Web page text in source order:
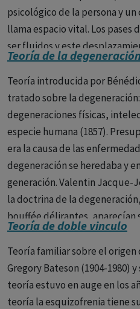
psicológico de la persona y
llama espacio vital. Los pases
ser fluidos y este
representar gráficamente por
término dinámica de grupos.
Teoría de la degeneración
Teoría introducida por
tratado sobre la
degeneraciones físicas,
especie humana (1857).
era la causa de las
degeneración se heredaba y
generación. Valentin Jacque-
la doctrina de la
bouffée délirantes, aparecían
degenerados, a diferencia de
sistematizados.
Teoría de doble vinculo
Teoría familiar sobre el
Gregory Bateson (1904-1980)
teoría estuvo en auge en los
teoría la esquizofrenia tiene